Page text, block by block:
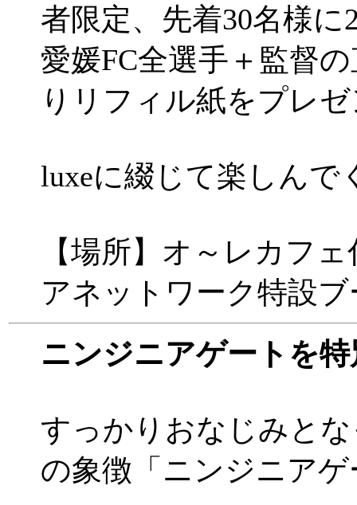
者限定、先着30名様に
愛媛FC全選手＋監督
りリフィル紙をプレ
luxeに綴じて楽しんで
【場所】オ～レカフ
アネットワーク特設ブ
ニンジニアゲートを
すっかりおなじみと
の象徴「ニンジニア